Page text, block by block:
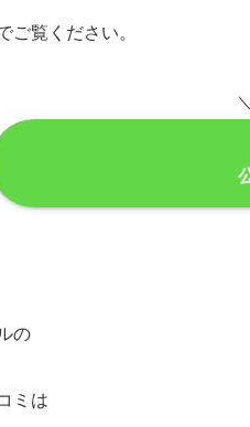
ご覧ください。
＼
の
ミは